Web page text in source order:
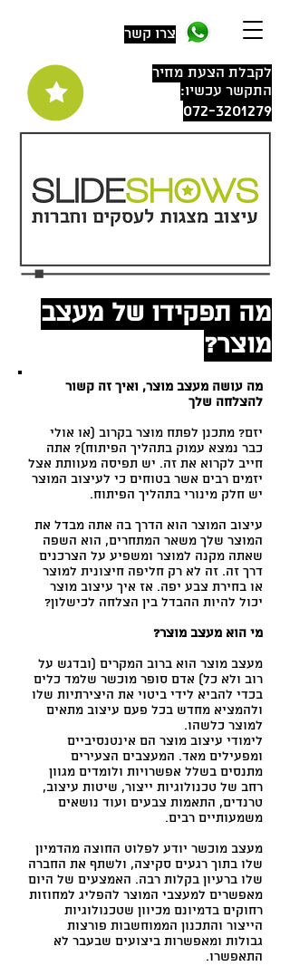
לקבלת הצעת מחיר
התקשר עכשיו:
072-3201279
צרו קשר
מה תפקידו של מעצב
מוצר?
מה עושה מעצב מוצר, ואיך זה קשור
להצלחה שלך
יזם? מתכנן לפתח מוצר בקרוב (או אולי
כבר נמצא עמוק בתהליך הפיתוח)? אתה
חייב לקרוא את זה. יש תפיסה מעוותת אצל
יזמים רבים אשר בטוחים כי לעיצוב המוצר
יש חלק מינורי בתהליך הפיתוח.
עיצוב המוצר הוא הדרך בה אתה מבדל את
המוצר שלך משאר המתחרים, הוא השפה
שאתה מקנה למוצר ומשפיע על הצרכנים
דרך זה. זה לא רק חליפה חיצונית למוצר
או בחירת צבע יפה. אז איך עיצוב מוצר
יכול להיות ההבדל בין הצלחה לכישלון?
מי הוא מעצב מוצר?
מעצב מוצר הוא ברוב המקרים (ובדגש על
רוב ולא כל) אדם סופר מוכשר שלמד כלים
בכדי להביא לידי ביטוי את היצירתיות שלו
ולהמציא מחדש בכל פעם עיצוב מתאים
למוצר כלשהו.
לימודי עיצוב מוצר הם אינטנסיביים
ומפעילים מאד. המעצבים הצעירים
מתנסים בשלל אפשרויות ולומדים מגוון
רחב של טכנולוגיות ייצור, שיטות עיצוב,
טרנדים, התאמות צבעים ועוד נושאים
משמעותיים רבים.
מעצב מוכשר יודע לפלוט החוצה מהדמיון
שלו בתוך רגעים סקיצה, ולשתף את החברה
שלו ברעיון בקלות רבה. האמצעים של היום
מאפשרים למעצבי המוצר להפליג למחוזות
רחוקים בדמיונם מכיוון שטכנולוגיות
הייצור והתכנון הממוחשבות פורצות
גבולות ומאפשרות ביצועים שבעבר לא
התאפשרו.